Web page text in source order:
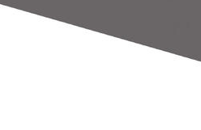
kan leveres.
kjøtt og fisk